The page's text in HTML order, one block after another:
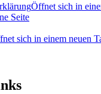
Öffnet sich in
Seite
sich in einem neuen